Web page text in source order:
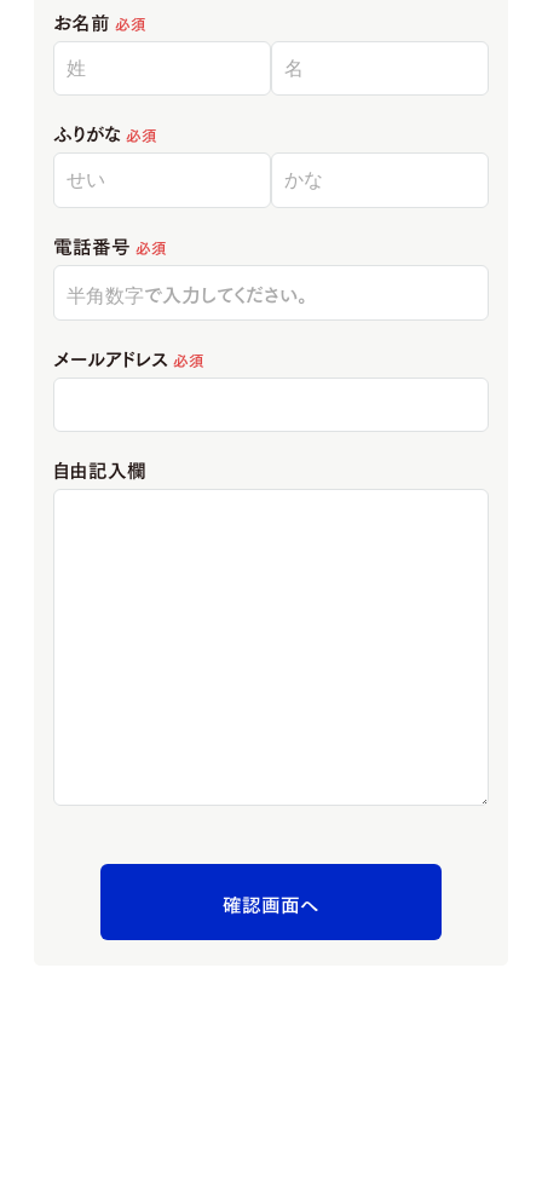
お名前 必須
ふりがな 必須
電話番号 必須
メールアドレス 必須
自由記入欄